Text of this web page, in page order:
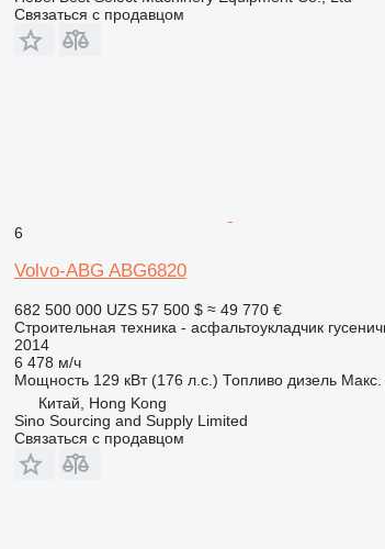
Связаться с продавцом
6
Volvo-ABG ABG6820
682 500 000 UZS 57 500 $ ≈ 49 770 €
Строительная техника - асфальтоукладчик
2014
6 478 м/ч
Мощность 129 кВт (176 л.с.) Топливо дизель Макс.
Китай, Hong Kong
Sino Sourcing and Supply Limited
Связаться с продавцом